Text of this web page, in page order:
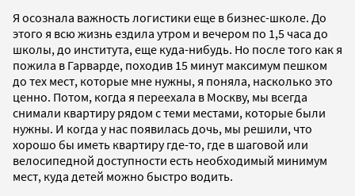
Я осознала важность логистики еще в бизнес-школе. До
этого я всю жизнь ездила утром и вечером по 1,5 часа до
школы, до института, еще куда-нибудь. Но после того как я
пожила в Гарварде, походив 15 минут максимум пешком
до тех мест, которые мне нужны, я поняла, насколько это
ценно. Потом, когда я переехала в Москву, мы всегда
снимали квартиру рядом с теми местами, которые были
нужны. И когда у нас появилась дочь, мы решили, что
хорошо бы иметь квартиру где-то, где в шаговой или
велосипедной доступности есть необходимый минимум
мест, куда детей можно быстро водить.